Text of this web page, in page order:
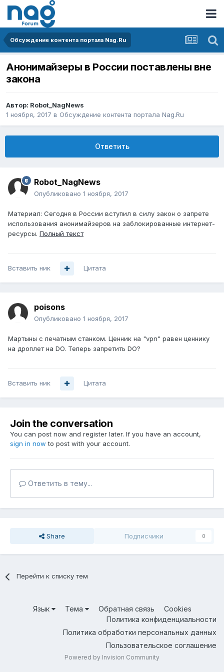
Обсуждение контента портала Nag.Ru
Анонимайзеры в России поставлены вне
закона
Автор: Robot_NagNews
1 ноября, 2017 в Обсуждение контента портала Nag.Ru
Ответить
Robot_NagNews
Опубликовано 1 ноября, 2017
Материал: Сегодня в России вступил в силу закон о запрете
использования анонимайзеров на заблокированные интернет-
ресурсы. Полный текст
Вставить ник Цитата
poisons
Опубликовано 1 ноября, 2017
Мартыны с печатным станком. Ценник на "vpn" равен ценнику
на дроплет на DO. Теперь запретить DO?
Вставить ник Цитата
Join the conversation
You can post now and register later. If you have an account,
sign in now to post with your account.
Ответить в тему...
Share Подписчики 0
Перейти к списку тем
Язык Тема Обратная связь
Cookies
Политика конфиденциальности
Политика обработки персональных данных
Пользовательское соглашение
Powered by Invision Community